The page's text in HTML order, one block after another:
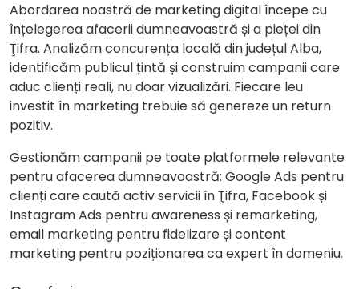
Abordarea noastră de marketing digital începe cu
înțelegerea afacerii dumneavoastră și a pieței din
Ţifra. Analizăm concurența locală din județul Alba,
identificăm publicul țintă și construim campanii care
aduc clienți reali, nu doar vizualizări. Fiecare leu
investit în marketing trebuie să genereze un return
pozitiv.
Gestionăm campanii pe toate platformele relevante
pentru afacerea dumneavoastră: Google Ads pentru
clienți care caută activ servicii în Ţifra, Facebook și
Instagram Ads pentru awareness și remarketing,
email marketing pentru fidelizare și content
marketing pentru poziționarea ca expert în domeniu.